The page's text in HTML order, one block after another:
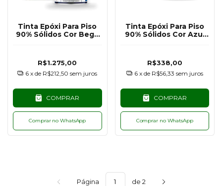
Tinta Epóxi Para Piso
90% Sólidos Cor Bege
R$1.275,00
6 x de R$212,50 sem juros
COMPRAR
Comprar no WhatsApp
Tinta Epóxi Para Piso
90% Sólidos Cor Azul
R$338,00
6 x de R$56,33 sem juros
COMPRAR
Comprar no WhatsApp
Página de 2